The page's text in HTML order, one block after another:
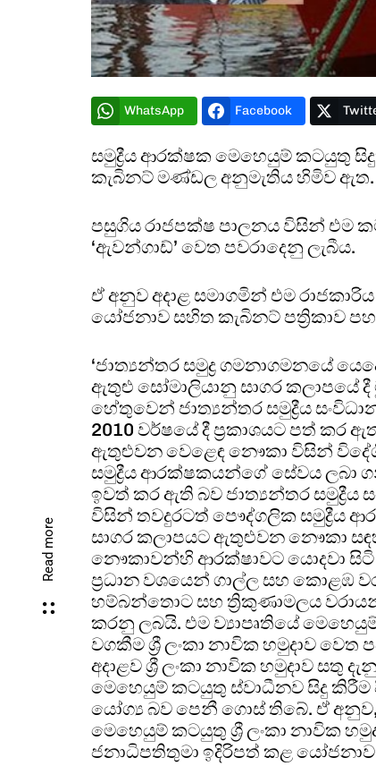
Read more
WhatsApp Facebook
සමුද්‍රීය ආරක්ෂක මෙහෙයුම් කටයුතු
කැබිනට් මණ්ඩල අනුමැතිය හිමිව ඇත.
පසුගිය රාජපක්ෂ පාලනය විසින් එම
‘ඇවන්ගාඩ්’ වෙත පවරාදෙනු ලැබීය.
ඒ අනුව අදාළ සමාගමින් එම
යෝජනාව සහිත කැබිනට් පත්‍රිකාව
‘ජාත්‍යන්තර සමුද්‍ර ගමනාගමනයේ
ඇතුළු සෝමාලියානු සාගර කලාපයේ
හේතුවෙන් ජාත්‍යන්තර සමුද්‍රීය
2010 වර්ෂයේ දී ප්‍රකාශයට පත් කර
ඇතුළුවන වෙළෙඳ නෞකා විසින්
සමුද්‍රීය ආරක්ෂකයන්ගේ සේවය ලබා
ඉවත් කර ඇති බව ජාත්‍යන්තර
විසින් තවදුරටත් පෞද්ගලික සමුද්‍රීය
සාගර කලාපයට ඇතුළුවන නෞකා
නෞකාවන්හි ආරක්ෂාවට යොදවා සිටි
ප්‍රධාන වශයෙන් ගාල්ල සහ කොළඹ
හම්බන්තොට සහ ත්‍රිකුණාමලය
කරනු ලබයි. එම ව්‍යාපෘතියේ
වගකීම ශ්‍රී ලංකා නාවික හමුදාව
අදාළව ශ්‍රී ලංකා නාවික හමුදාව සතු
මෙහෙයුම් කටයුතු ස්වාධීනව සිදු කිරීම
යෝග්‍ය බව පෙනී ගොස් තිබේ. ඒ
මෙහෙයුම් කටයුතු ශ්‍රී ලංකා නාවික
ජනාධිපතිතුමා ඉදිරිපත් කළ